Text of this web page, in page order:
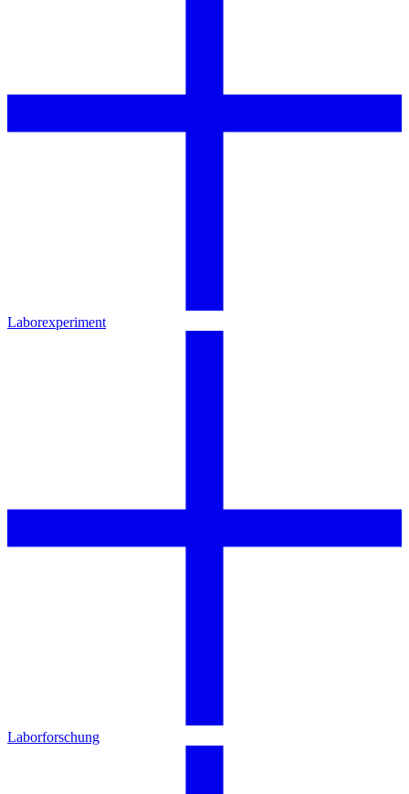
Laborexperiment
Laborforschung